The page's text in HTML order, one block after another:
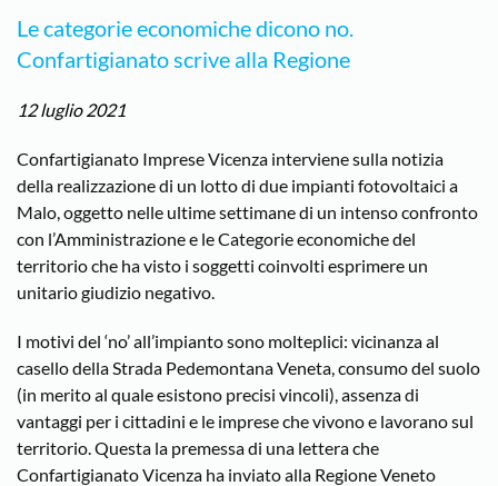
Le categorie economiche dicono no.
Confartigianato scrive alla Regione
12 luglio 2021
Confartigianato Imprese Vicenza interviene sulla notizia
della realizzazione di un lotto di due impianti fotovoltaici a
Malo, oggetto nelle ultime settimane di un intenso confronto
con l’Amministrazione e le Categorie economiche del
territorio che ha visto i soggetti coinvolti esprimere un
unitario giudizio negativo.
I motivi del ‘no’ all’impianto sono molteplici: vicinanza al
casello della Strada Pedemontana Veneta, consumo del suolo
(in merito al quale esistono precisi vincoli), assenza di
vantaggi per i cittadini e le imprese che vivono e lavorano sul
territorio. Questa la premessa di una lettera che
Confartigianato Vicenza ha inviato alla Regione Veneto